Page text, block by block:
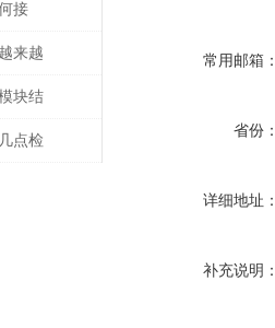
常用邮箱
省份
详细地址
补充说明
接
来越
块结
自由
点检